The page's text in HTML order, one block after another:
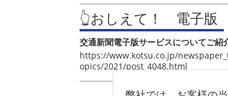
👆おしえて！ 電子版
交通新聞電子版サービスについてご紹
https://www.kotsu.co.jp/
opics/2021/post_4048.html